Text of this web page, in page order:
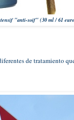
"anti-soif" (30 ml / 61
de tratamiento